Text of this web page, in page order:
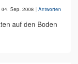
04. Sep. 2008 | Antworten
auf den Boden